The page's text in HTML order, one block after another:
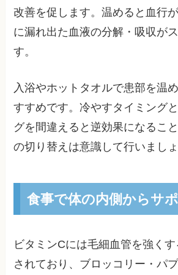
改善を促します。温めると血行
に漏れ出た血液の分解・吸収が
す。
入浴やホットタオルで患部を温
すすめです。冷やすタイミング
グを間違えると逆効果になるこ
の切り替えは意識して行いましょ
食事で体の内側からサ
ビタミンCには毛細血管を強く
されており、ブロッコリー・パ